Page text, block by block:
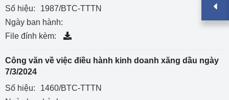
Số hiệu:
1987/BTC-TTTN
Ngày ban hành:
File đính kèm:
Công văn về việc điều hành kinh doanh xăng dầu ngày
7/3/2024
Số hiệu:
1460/BTC-TTTN